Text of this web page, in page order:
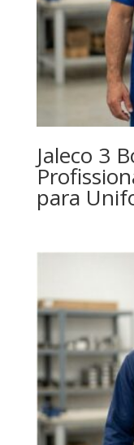
Jaleco 3
para